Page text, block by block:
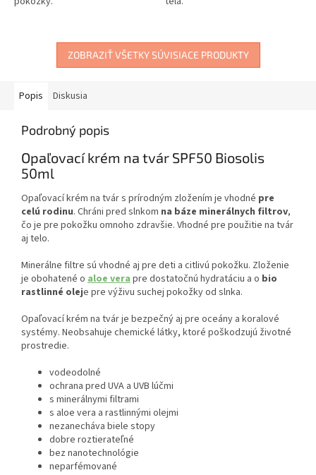
ZOBRAZIŤ VŠETKY SÚVISIACE PRODUKTY
Popis Diskusia
Podrobný popis
Opaľovací krém na tvár SPF50 Biosolis
50ml
Opaľovací krém na tvár s prírodným zložením je vhodné pre
celú rodinu. Chráni pred slnkom na báze minerálnych filtrov,
čo je pre pokožku omnoho zdravšie. Vhodné pre použitie na tvár
aj telo.
Minerálne filtre sú vhodné aj pre deti a citlivú pokožku. Zloženie
je obohatené o aloe verapre dostatočnú hydratáciu a o bio
rastlinné oleje pre výživu suchej pokožky od slnka.
Opaľovací krém na tvár je bezpečný aj pre oceány a koralové
systémy. Neobsahuje chemické látky, ktoré poškodzujú životné
prostredie.
vodeodolné
ochrana pred UVA a UVB lúčmi
s minerálnymi filtrami
s aloe vera a rastlinnými olejmi
nezanecháva biele stopy
dobre roztierateľné
bez nanotechnológie
neparfémované